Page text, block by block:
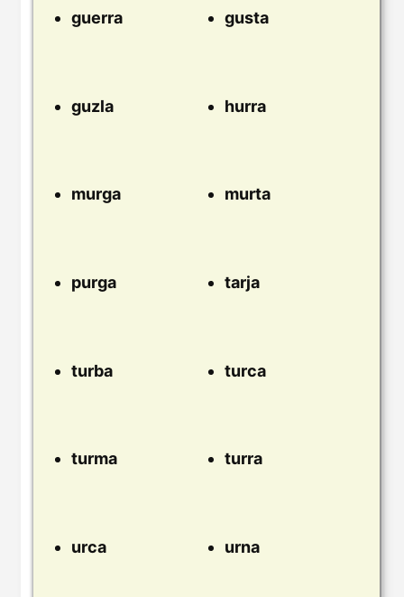
guerra gusta
guzla hurra
murga murta
purga tarja
turba turca
turma turra
urca urna